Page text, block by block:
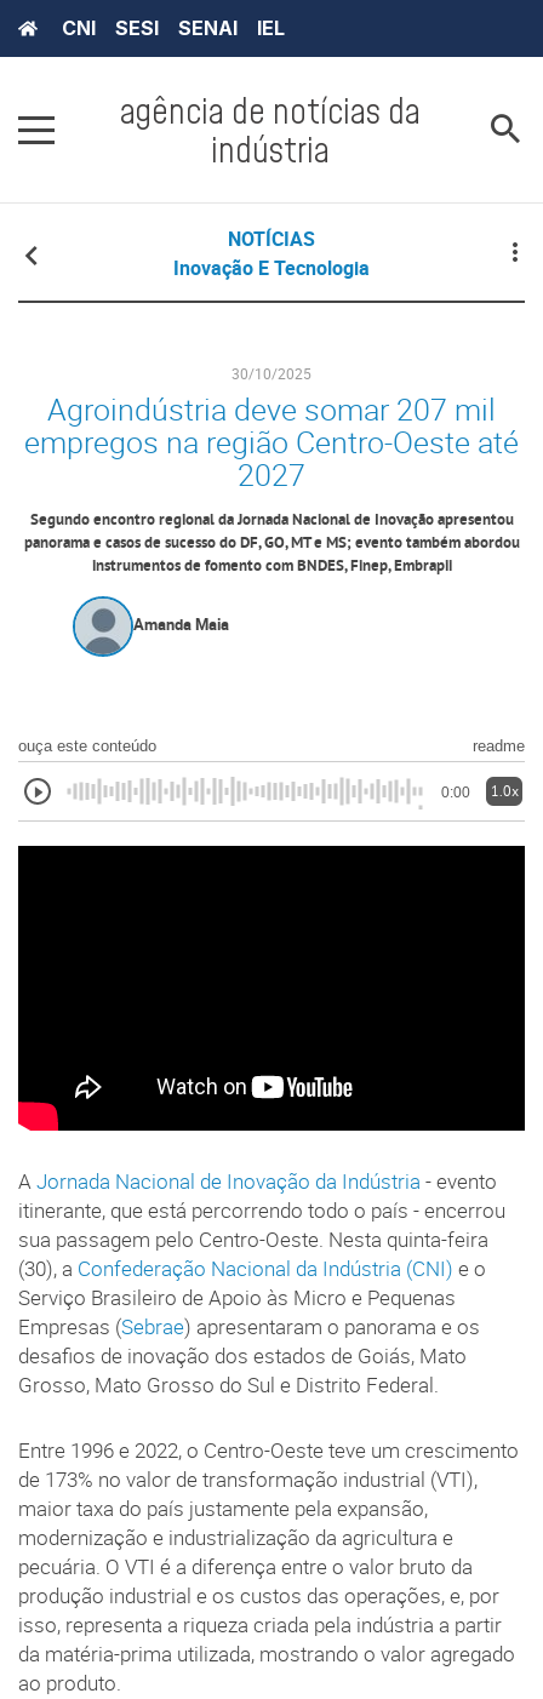
CNI SESI SENAI IEL
agência de notícias da
indústria
NOTÍCIAS
Inovação E Tecnologia
30/10/2025
Agroindústria deve somar 207 mil
empregos na região Centro-Oeste até
2027
Segundo encontro regional da Jornada Nacional de Inovação apresentou
panorama e casos de sucesso do DF, GO, MT e MS; evento também abordou
instrumentos de fomento com BNDES, Finep, Embrapii
Amanda Maia
ouça este conteúdo readme
0:00 1.0x
AJornada Nacional de Inovação da Indústria - evento
itinerante, que está percorrendo todo o país - encerrou
sua passagem pelo Centro-Oeste. Nesta quinta-feira
(30), a Confederação Nacional da Indústria (CNI) e o
Serviço Brasileiro de Apoio às Micro e Pequenas
Empresas (Sebrae) apresentaram o panorama e os
desafios de inovação dos estados de Goiás, Mato
Grosso, Mato Grosso do Sul e Distrito Federal.
Entre 1996 e 2022, o Centro-Oeste teve um crescimento
de 173% no valor de transformação industrial (VTI),
maior taxa do país justamente pela expansão,
modernização e industrialização da agricultura e
pecuária. O VTI é a diferença entre o valor bruto da
produção industrial e os custos das operações, e, por
isso, representa a riqueza criada pela indústria a partir
da matéria-prima utilizada, mostrando o valor agregado
ao produto.